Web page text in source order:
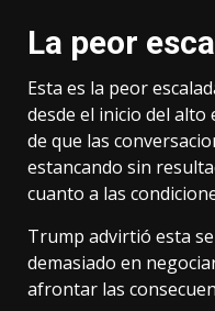
La peor
Esta es la peor
desde el inicio del alto
de que las
estancando sin
cuanto a las
Trump advirtió esta
demasiado en
afrontar las